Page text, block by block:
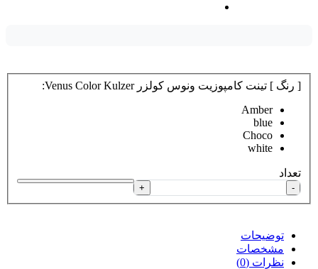
[ رنگ ] تینت کامپوزیت ونوس کولزر Venus Color Kulzer:
Amber
blue
Choco
white
تعداد
-
+
توضیحات
مشخصات
نظرات (0)